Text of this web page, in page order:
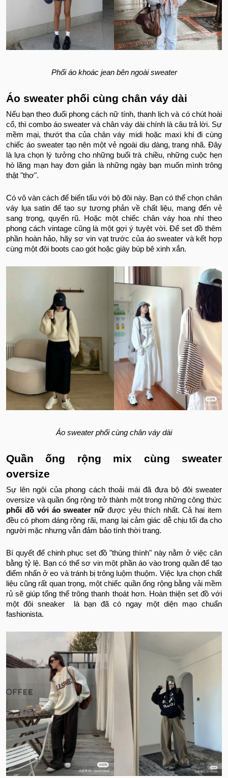
Phối áo khoác jean bên ngoài sweater
Áo sweater phối cùng chân váy dài
Nếu bạn theo đuổi phong cách nữ tính, thanh lịch và có chút hoài
cổ, thì combo áo sweater và chân váy dài chính là câu trả lời. Sự
mềm mại, thướt tha của chân váy midi hoặc maxi khi đi cùng
chiếc áo sweater tạo nên một vẻ ngoài dịu dàng, trang nhã. Đây
là lựa chọn lý tưởng cho những buổi trà chiều, những cuộc hẹn
hò lãng mạn hay đơn giản là những ngày bạn muốn mình trông
thật "thơ".
Có vô vàn cách để biến tấu với bộ đôi này. Bạn có thể chọn chân
váy lụa satin để tạo sự tương phản về chất liệu, mang đến vẻ
sang trọng, quyến rũ. Hoặc một chiếc chân váy hoa nhí theo
phong cách vintage cũng là một gợi ý tuyệt vời. Để set đồ thêm
phần hoàn hảo, hãy sơ vin vạt trước của áo sweater và kết hợp
cùng một đôi boots cao gót hoặc giày búp bê xinh xắn.
Áo sweater phối cùng chân váy dài
Quần ống rộng mix cùng sweater
oversize
Sự lên ngôi của phong cách thoải mái đã đưa bộ đôi sweater
oversize và quần ống rộng trở thành một trong những công thức
phối đồ với áo sweater nữ được yêu thích nhất. Cả hai item
đều có phom dáng rộng rãi, mang lại cảm giác dễ chịu tối đa cho
người mặc nhưng vẫn đảm bảo tính thời trang.
Bí quyết để chinh phục set đồ "thùng thình" này nằm ở việc cân
bằng tỷ lệ. Bạn có thể sơ vin một phần áo vào trong quần để tạo
điểm nhấn ở eo và tránh bị trông luộm thuộm. Việc lựa chọn chất
liệu cũng rất quan trọng, một chiếc quần ống rộng bằng vải mềm
rủ sẽ giúp tổng thể trông thanh thoát hơn. Hoàn thiện set đồ với
một đôi sneaker là bạn đã có ngay một diện mạo chuẩn
fashionista.